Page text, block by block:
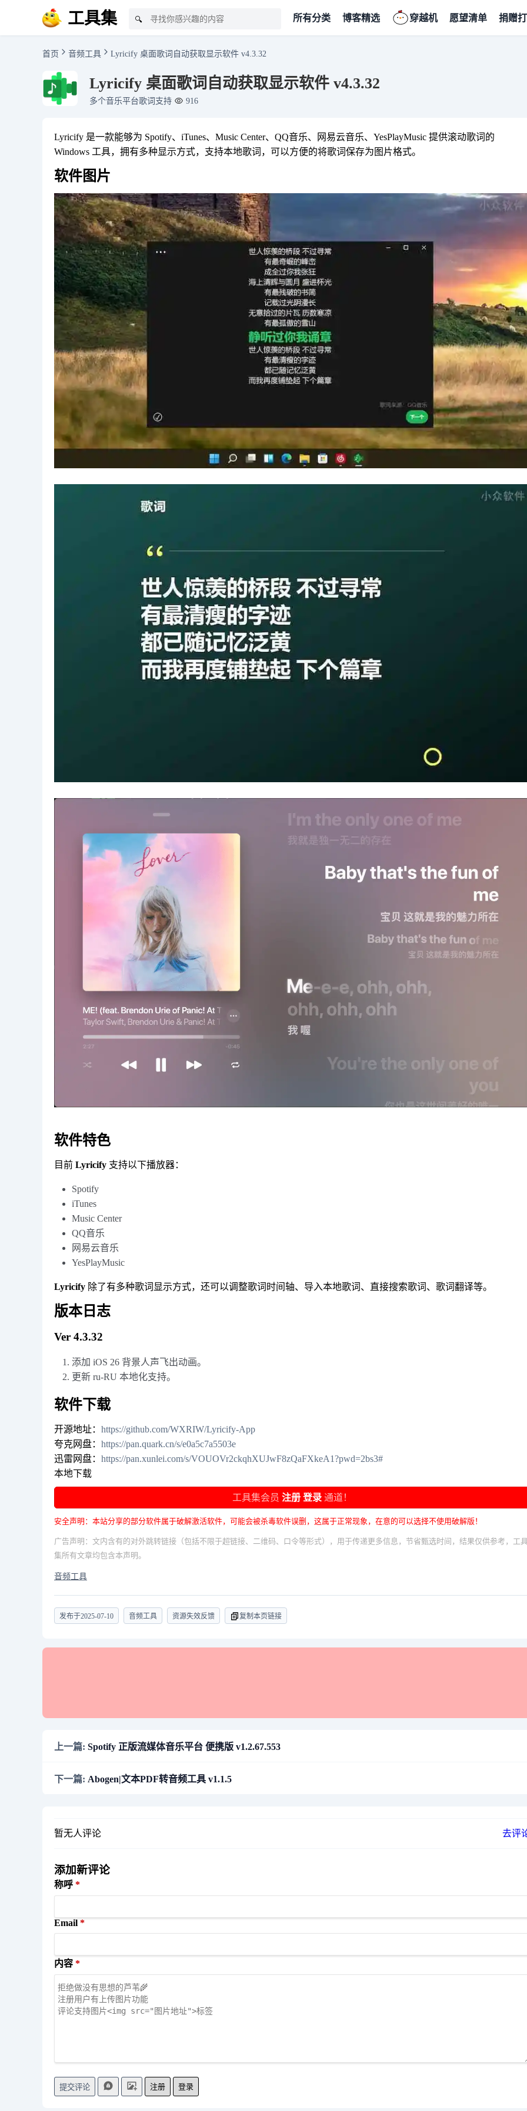
工具集 🔍 所有分类 博客精选 穿越机 愿望清单 捐赠
首页 音频工具 Lyricify 桌面歌词自动获取显示软件 v4.3.32
Lyricify 桌面歌词自动获取显示软件 v4.3.32
多个音乐平台歌词支持 916
Lyricify 是一款能够为 Spotify、iTunes、Music Center、QQ音乐、网易云音乐、YesPlayMusic 提供滚动歌词的
Windows 工具，拥有多种显示方式，支持本地歌词，可以方便的将歌词保存为图片格式。
软件图片
软件特色
目前 Lyricify 支持以下播放器：
Spotify
iTunes
Music Center
QQ音乐
网易云音乐
YesPlayMusic
Lyricify 除了有多种歌词显示方式，还可以调整歌词时间轴、导入本地歌词、直接搜索歌词、歌词翻译等。
版本日志
Ver 4.3.32
添加 iOS 26 背景人声飞出动画。
更新 ru-RU 本地化支持。
软件下载
开源地址： https://github.com/WXRIW/Lyricify-App
夸克网盘： https://pan.quark.cn/s/e0a5c7a5503e
迅雷网盘： https://pan.xunlei.com/s/VOUOVr2ckqhXUJwF8zQaFXkeA1?pwd=2bs3#
本地下载
工具集会员 注册 登录 通道！
安全声明：本站分享的部分软件属于破解激活软件，可能会被杀毒软件误删，这属于正常现象，在意的可以选择不使用破解版！
广告声明：文内含有的对外跳转链接（包括不限于超链接、二维码、口令等形式），用于传递更多信息，节省甄选时间，结果仅供参考，工
集所有文章均包含本声明。
音频工具
发布于2025-07-10 音频工具 资源失效反馈 复制本页链接
上一篇: Spotify 正版流媒体音乐平台 便携版 v1.2.67.553
下一篇: Abogen|文本PDF转音频工具 v1.1.5
暂无人评论 去评
添加新评论
称呼
Email
内容
提交评论 注册 登录